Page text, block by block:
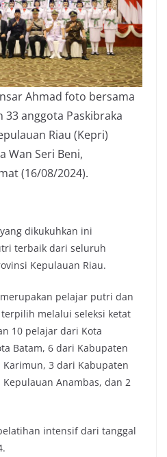
Ahmad foto bersama
33 anggota Paskibraka
Riau (Kepri)
Wan Seri Beni,
(16/08/2024).
dikukuhkan ini
terbaik dari seluruh
Kepulauan Riau.
pelajar putri dan
melalui seleksi ketat
10 pelajar dari Kota
Batam, 6 dari Kabupaten
3 dari Kabupaten
Anambas, dan 2
intensif dari tanggal